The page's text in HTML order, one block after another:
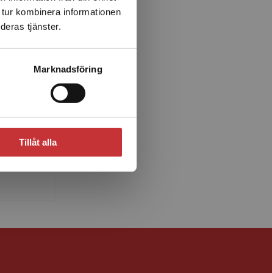
kombinera informationen
tjänster.
Marknadsföring
Tillåt alla
i
Marias
...